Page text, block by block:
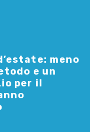
meno
e un
per il